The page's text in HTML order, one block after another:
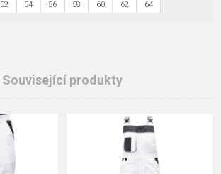
52 54 56 58 60 62 64
Související produkty